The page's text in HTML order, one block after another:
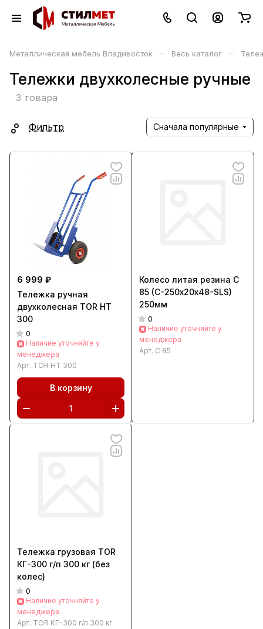
Металлическая мебель Владивосток – Весь каталог –
Тележки двухколесные ручные
3 товара
Фильтр Сначала популярные
6 999 ₽
Тележка ручная
двухколесная TOR HT
300
0
Наличие уточняйте у
менеджера
Арт. TOR HT 300
В корзину
Колесо литая резина C
85 (C-250х20х48-SLS)
250мм
0
Наличие уточняйте у
менеджера
Арт. C 85
Тележка грузовая TOR
КГ-300 г/п 300 кг (без
колес)
0
Наличие уточняйте у
менеджера
Арт. TOR КГ-300 г/п 300 кг